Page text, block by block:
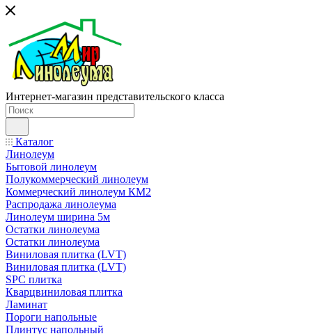
Интернет-магазин представительского класса
Каталог
Линолеум
Бытовой линолеум
Полукоммерческий линолеум
Коммерческий линолеум КМ2
Распродажа линолеума
Линолеум ширина 5м
Остатки линолеума
Остатки линолеума
Виниловая плитка (LVT)
Виниловая плитка (LVT)
SPC плитка
Кварцвиниловая плитка
Ламинат
Пороги напольные
Плинтус напольный